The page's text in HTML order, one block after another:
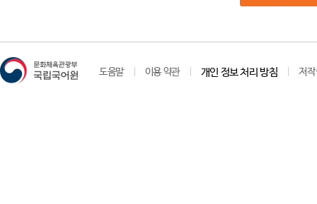
도움말 이용 약관 개인 정보 처리 방침 저